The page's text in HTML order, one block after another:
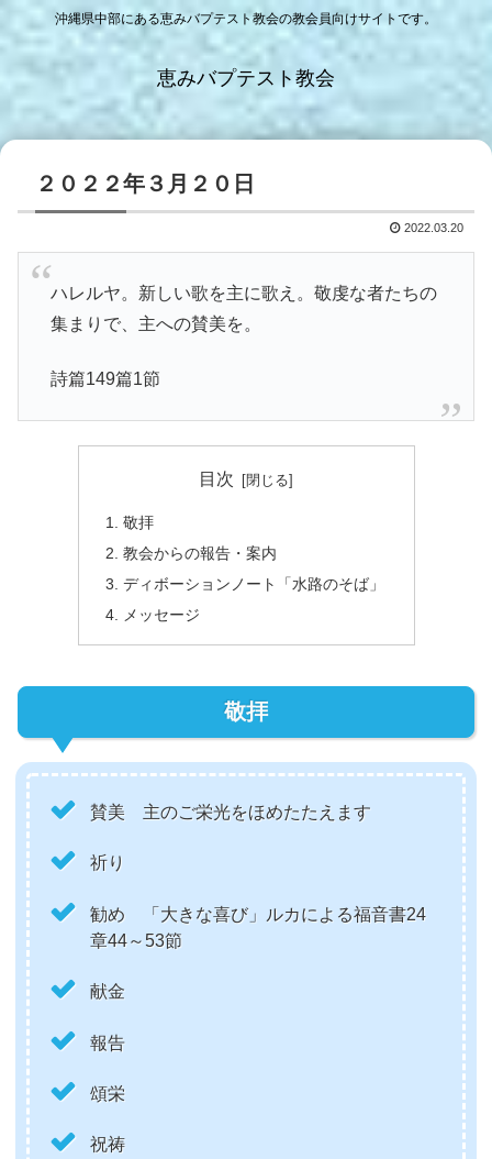
沖縄県中部にある恵みバプテスト教会の教会員向けサイトです。
恵みバプテスト教会
２０２２年３月２０日
2022.03.20
ハレルヤ。新しい歌を主に歌え。敬虔な者たちの
集まりで、主への賛美を。
詩篇149篇1節
目次
敬拝
教会からの報告・案内
ディボーションノート「水路のそば」
メッセージ
敬拝
賛美 主のご栄光をほめたたえます
祈り
勧め 「大きな喜び」ルカによる福音書24
章44～53節
献金
報告
頌栄
祝祷